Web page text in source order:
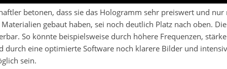
betonen, dass sie das Hologramm sehr preiswert und nur
gebaut haben, sei noch deutlich Platz nach oben.
So könnte beispielsweise durch höhere Frequenzen,
durch eine optimierte Software noch klarere Bilder und
sein.